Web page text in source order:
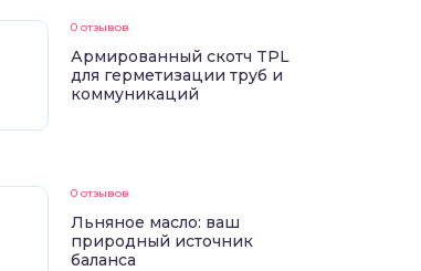
0 отзывов
Армированный скотч TPL
для герметизации труб и
коммуникаций
0 отзывов
Льняное масло: ваш
природный источник
баланса